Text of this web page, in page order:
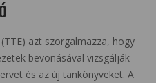
azt szorgalmazza, hogy
bevonásával vizsgálják
és az új tankönyveket. A